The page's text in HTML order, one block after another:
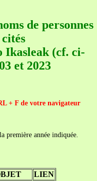
de personnes
Ikasleak (cf. ci-
et 2023
+ F de votre navigateur
première année indiquée.
LIEN